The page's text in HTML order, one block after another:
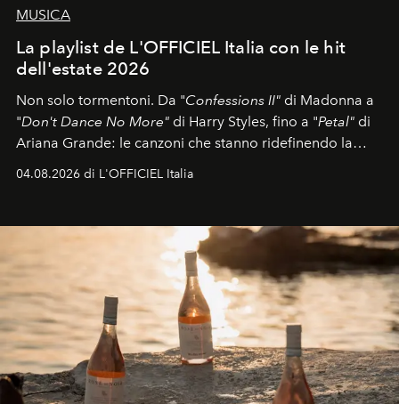
MUSICA
La playlist de L'OFFICIEL Italia con le hit
dell'estate 2026
Non solo tormentoni. Da "Confessions II" di Madonna a
"Don't Dance No More" di Harry Styles, fino a "Petal" di
Ariana Grande: le canzoni che stanno ridefinendo la
colonna sonora della stagione.
04.08.2026 di L'OFFICIEL Italia